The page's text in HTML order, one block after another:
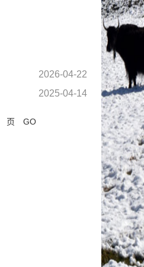
2026-04-22
2025-04-14
页 GO